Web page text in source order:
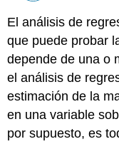
El análisis de
que puede probar
depende de una o
el análisis de
estimación de la
en una variable
por supuesto, es